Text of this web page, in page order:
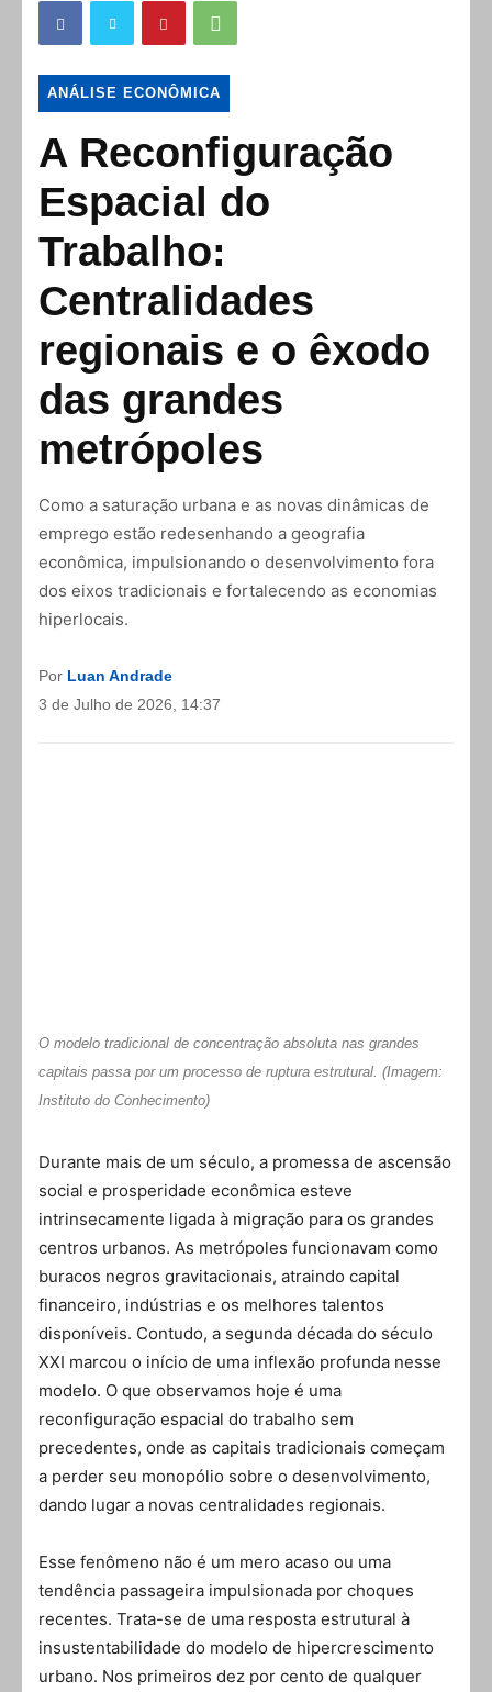
ANÁLISE ECONÔMICA
A Reconfiguração
Espacial do
Trabalho:
Centralidades
regionais e o êxodo
das grandes
metrópoles
Como a saturação urbana e as novas dinâmicas de
emprego estão redesenhando a geografia
econômica, impulsionando o desenvolvimento fora
dos eixos tradicionais e fortalecendo as economias
hiperlocais.
Por Luan Andrade
3 de Julho de 2026, 14:37
O modelo tradicional de concentração absoluta nas grandes
capitais passa por um processo de ruptura estrutural. (Imagem:
Instituto do Conhecimento)
Durante mais de um século, a promessa de ascensão
social e prosperidade econômica esteve
intrinsecamente ligada à migração para os grandes
centros urbanos. As metrópoles funcionavam como
buracos negros gravitacionais, atraindo capital
financeiro, indústrias e os melhores talentos
disponíveis. Contudo, a segunda década do século
XXI marcou o início de uma inflexão profunda nesse
modelo. O que observamos hoje é uma
reconfiguração espacial do trabalho sem
precedentes, onde as capitais tradicionais começam
a perder seu monopólio sobre o desenvolvimento,
dando lugar a novas centralidades regionais.
Esse fenômeno não é um mero acaso ou uma
tendência passageira impulsionada por choques
recentes. Trata-se de uma resposta estrutural à
insustentabilidade do modelo de hipercrescimento
urbano. Nos primeiros dez por cento de qualquer